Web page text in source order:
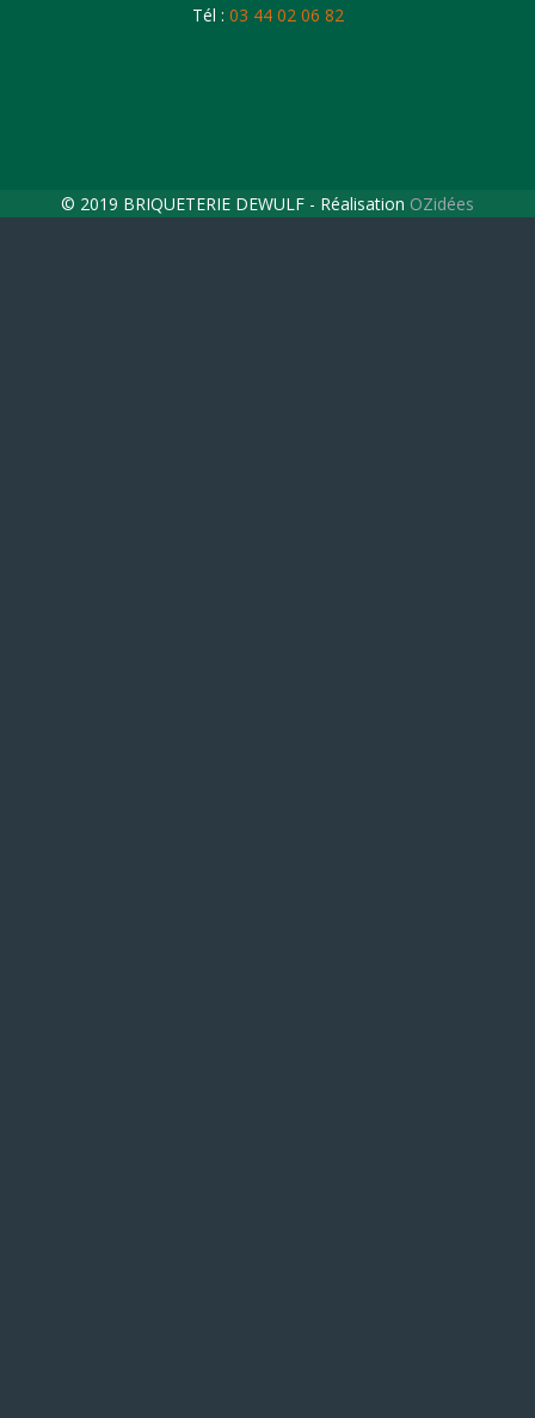
Tél : 03 44 02 06 82
© 2019 BRIQUETERIE DEWULF - Réalisation OZidées